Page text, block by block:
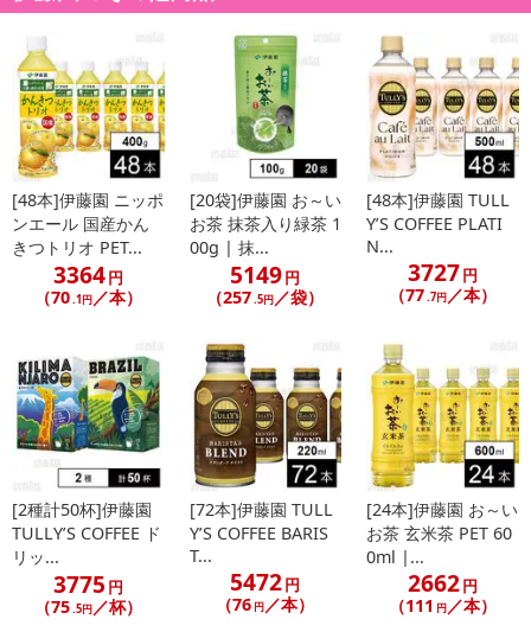
日が異なります。
※dショッピングサンプル百貨店よりお届けする商品は、ご利用いた
だいた後のご感想をいただくことを目的としており、転売等は固く
禁じます。
転売等、目的以外での利用が確認された場合は、サービス利用を停
止させていただきます。
発送日カレンダー
休業日
■その他共通および商品カテゴリー別注意事項（※必ずご確認くだ
さい）
での情報となります。
[48本]伊藤園 ニッポ
ンエール 国産かん
きつトリオ PET...
3364円
（70.1円／本）
[20袋]伊藤園 お～い
お茶 抹茶入り緑茶 1
00g | 抹...
5149円
（257.5円／袋）
[48本]伊藤園 TULL
Y’S COFFEE PLATI
N...
3727円
（77.7円／本）
[2種計50杯]伊藤園
TULLY’S COFFEE ド
リッ...
3775 円
（75.5円／杯）
[72本]伊藤園 TULL
Y’S COFFEE BARIS
T...
5472円
（76 円／本）
[24本]伊藤園 お～い
お茶 玄米茶 PET 60
0ml |...
2662円
（111 円／本）